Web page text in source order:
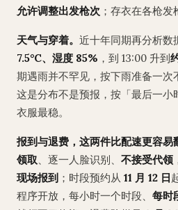
允许调整出发枪次 ；存衣在各枪发
天气与穿着。 近十年同期再分析数
7.5°C、湿度 85% ，到 13:00 升到
期遇雨并不罕见，按下雨准备一
这是分布不是预报，按「最后一小
衣服最稳。
报到与退费，这两件比配速更容易
领取、逐一人脸识别、 不接受代领
现场报到 ；时段预约从 11 月 12 日
程序开放，每小时一个时段、 每时